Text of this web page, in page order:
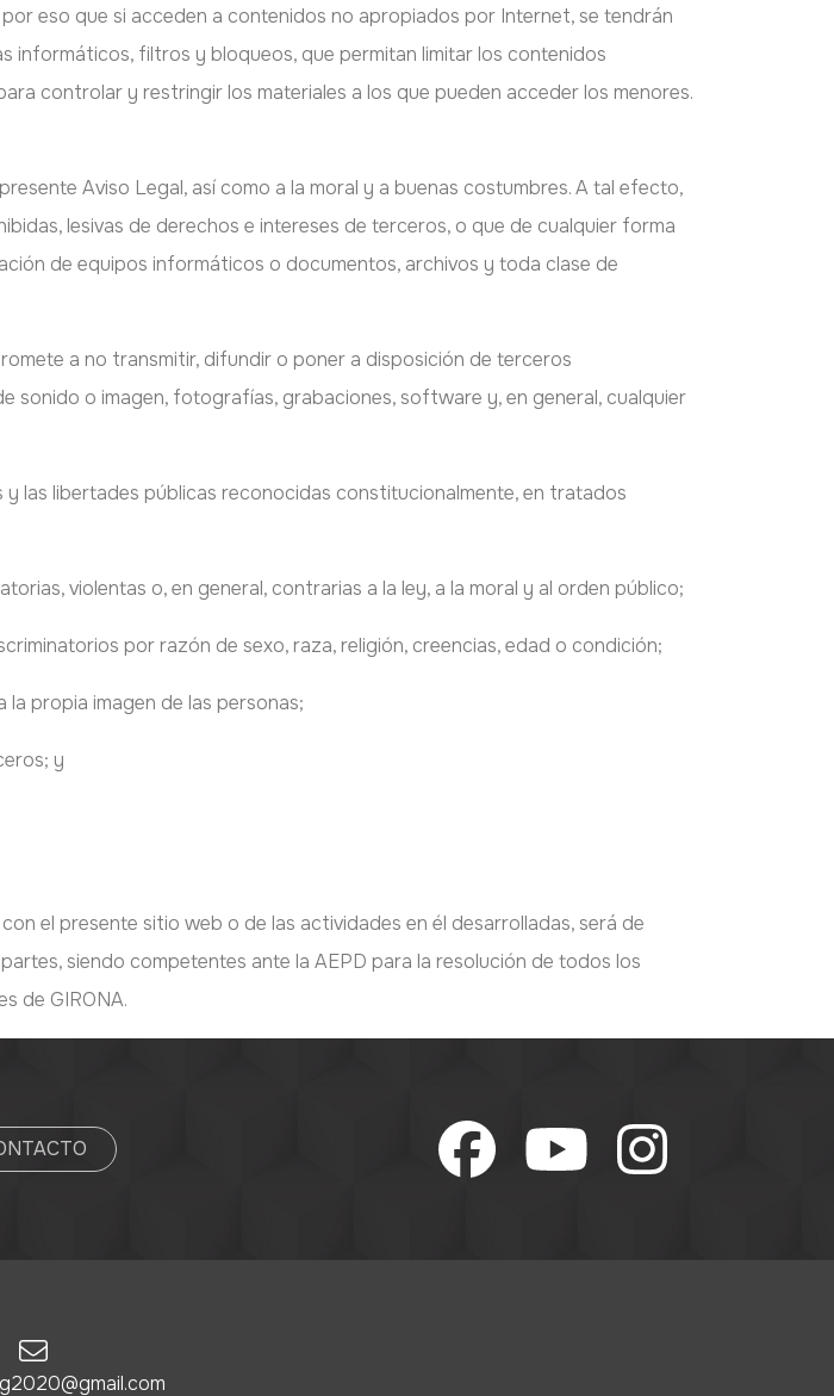
eso que si acceden a contenidos no apropiados por Internet, se tendrán
informáticos, filtros y bloqueos, que permitan limitar los contenidos
controlar y restringir los materiales a los que pueden acceder los menores.
Aviso Legal, así como a la moral y a buenas costumbres. A tal efecto,
lesivas de derechos e intereses de terceros, o que de cualquier forma
de equipos informáticos o documentos, archivos y toda clase de
a no transmitir, difundir o poner a disposición de terceros
sonido o imagen, fotografías, grabaciones, software y, en general, cualquier
las libertades públicas reconocidas constitucionalmente, en tratados
violentas o, en general, contrarias a la ley, a la moral y al orden público;
por razón de sexo, raza, religión, creencias, edad o condición;
propia imagen de las personas;
y
el presente sitio web o de las actividades en él desarrolladas, será de
siendo competentes ante la AEPD para la resolución de todos los
de GIRONA.